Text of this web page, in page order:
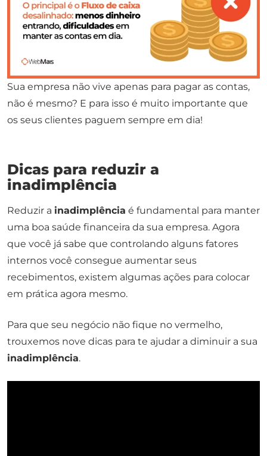
Sua empresa não vive apenas para pagar as contas,
não é mesmo? E para isso é muito importante que
os seus clientes paguem sempre em dia!
Dicas para reduzir a
inadimplência
Reduzir a inadimplência é fundamental para manter
uma boa saúde financeira da sua empresa. Agora
que você já sabe que controlando alguns fatores
internos você consegue aumentar seus
recebimentos, existem algumas ações para colocar
em prática agora mesmo.
Para que seu negócio não fique no vermelho,
trouxemos nove dicas para te ajudar a diminuir a sua
inadimplência.